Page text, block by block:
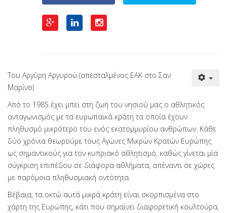
Του Αργύρη Αργυρού (απεσταλμένος ΕΑΚ στο Σαν
Μαρίνο)
Από το 1985 έχει μπει στη ζωή του νησιού μας ο αθλητικός
ανταγωνισμός με τα ευρωπαϊκά κράτη τα οποία έχουν
πληθυσμό μικρότερο του ενός εκατομμυρίου ανθρώπων. Κάθε
δύο χρόνια θεωρούμε τους Αγώνες Μικρών Κρατών Ευρώπης
ως σημαντικούς για τον κυπριακό αθλητισμό, καθώς γίνεται μία
σύγκριση επιπέδου σε διάφορα αθλήματα, απέναντι σε χώρες
με παρόμοια πληθυσμιακή οντότητα.
Βέβαια, τα οκτώ αυτά μικρά κράτη είναι σκορπισμένα στο
χάρτη της Ευρώπης, κάτι που σημαίνει διαφορετική κουλτούρα,